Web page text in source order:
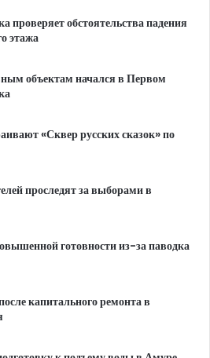
проверяет обстоятельства падения
этажа
объектам начался в Первом
«Сквер русских сказок» по
проследят за выборами в
готовности из-за паводка
капитального ремонта в